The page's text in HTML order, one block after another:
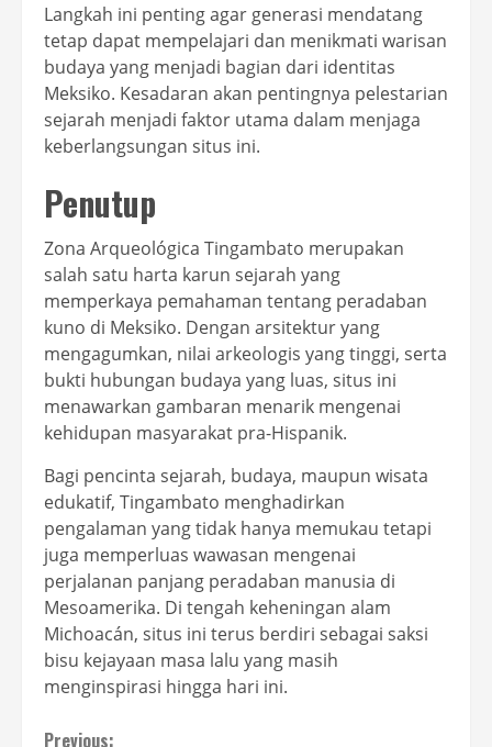
Langkah ini penting agar generasi mendatang
tetap dapat mempelajari dan menikmati warisan
budaya yang menjadi bagian dari identitas
Meksiko. Kesadaran akan pentingnya pelestarian
sejarah menjadi faktor utama dalam menjaga
keberlangsungan situs ini.
Penutup
Zona Arqueológica Tingambato merupakan
salah satu harta karun sejarah yang
memperkaya pemahaman tentang peradaban
kuno di Meksiko. Dengan arsitektur yang
mengagumkan, nilai arkeologis yang tinggi, serta
bukti hubungan budaya yang luas, situs ini
menawarkan gambaran menarik mengenai
kehidupan masyarakat pra-Hispanik.
Bagi pencinta sejarah, budaya, maupun wisata
edukatif, Tingambato menghadirkan
pengalaman yang tidak hanya memukau tetapi
juga memperluas wawasan mengenai
perjalanan panjang peradaban manusia di
Mesoamerika. Di tengah keheningan alam
Michoacán, situs ini terus berdiri sebagai saksi
bisu kejayaan masa lalu yang masih
menginspirasi hingga hari ini.
Previous: